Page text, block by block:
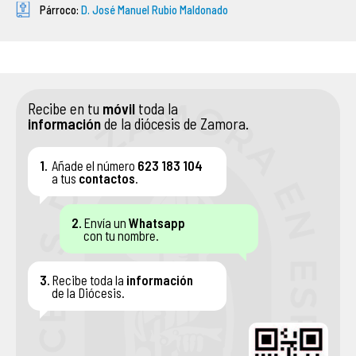
Párroco: D. José Manuel Rubio Maldonado
Recibe en tu móvil toda la
informaciónde la diócesis de Zamora.
1. Añade el número 623 183 104
a tus contactos.
2. Envía un Whatsapp
con tu nombre.
3. Recibe toda la información
de la Diócesis.
SERVICIO SOCIAL
PATRIMONIO ARTÍSTICO